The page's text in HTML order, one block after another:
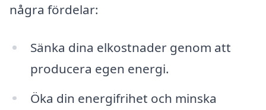
några fördelar:
Sänka dina elkostnader genom att
producera egen energi.
Öka din energifrihet och minska